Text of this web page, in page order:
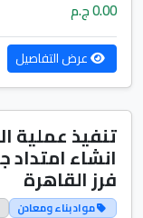
0.00 ج.م
عرض التفاصيل
تنفيذ عملية
انشاء
فرز القاهرة
مواد بناء ومعادن